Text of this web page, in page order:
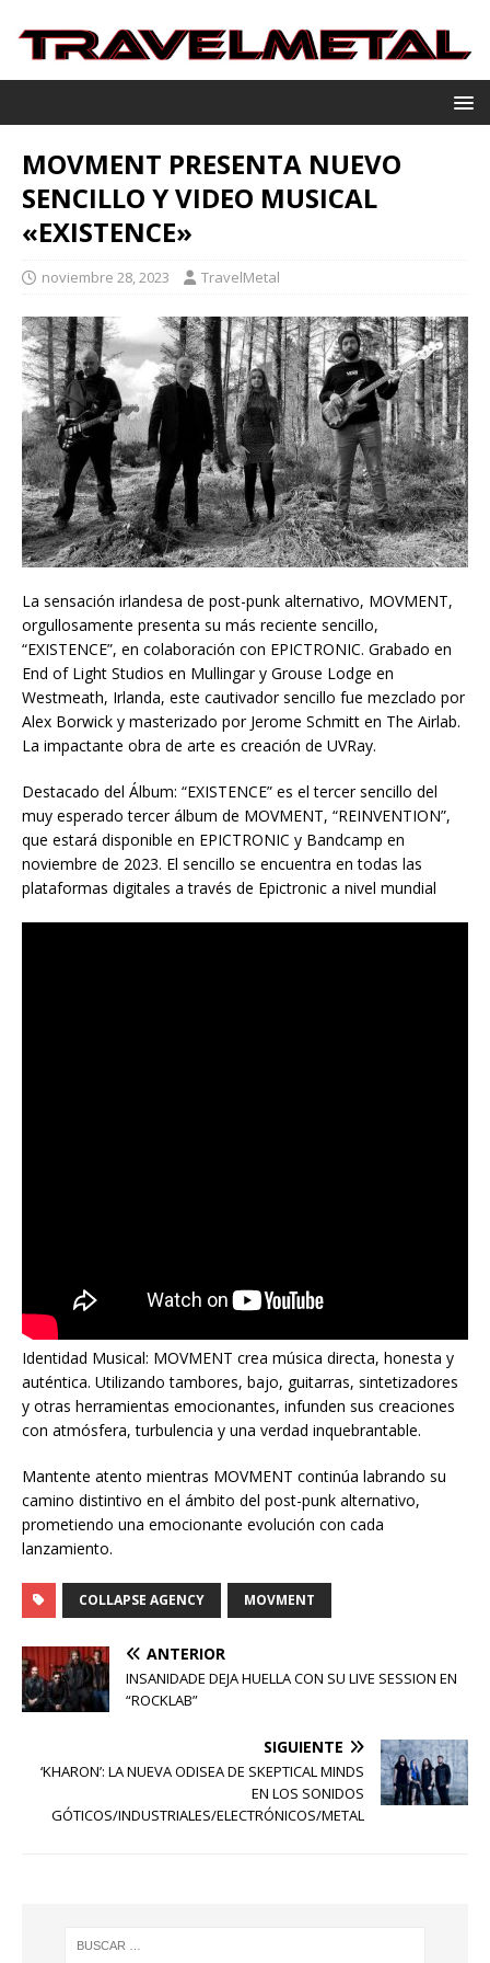
MOVMENT PRESENTA NUEVO
SENCILLO Y VIDEO MUSICAL
«EXISTENCE»
noviembre 28, 2023 TravelMetal
La sensación irlandesa de post-punk alternativo, MOVMENT,
orgullosamente presenta su más reciente sencillo,
“EXISTENCE”, en colaboración con EPICTRONIC. Grabado en
End of Light Studios en Mullingar y Grouse Lodge en
Westmeath, Irlanda, este cautivador sencillo fue mezclado por
Alex Borwick y masterizado por Jerome Schmitt en The Airlab.
La impactante obra de arte es creación de UVRay.
Destacado del Álbum: “EXISTENCE” es el tercer sencillo del
muy esperado tercer álbum de MOVMENT, “REINVENTION”,
que estará disponible en EPICTRONIC y Bandcamp en
noviembre de 2023. El sencillo se encuentra en todas las
plataformas digitales a través de Epictronic a nivel mundial
Identidad Musical: MOVMENT crea música directa, honesta y
auténtica. Utilizando tambores, bajo, guitarras, sintetizadores
y otras herramientas emocionantes, infunden sus creaciones
con atmósfera, turbulencia y una verdad inquebrantable.
Mantente atento mientras MOVMENT continúa labrando su
camino distintivo en el ámbito del post-punk alternativo,
prometiendo una emocionante evolución con cada
lanzamiento.
COLLAPSE AGENCY MOVMENT
ANTERIOR
INSANIDADE DEJA HUELLA CON SU LIVE SESSION EN
“ROCKLAB”
SIGUIENTE
‘KHARON’: LA NUEVA ODISEA DE SKEPTICAL MINDS
EN LOS SONIDOS
GÓTICOS/INDUSTRIALES/ELECTRÓNICOS/METAL